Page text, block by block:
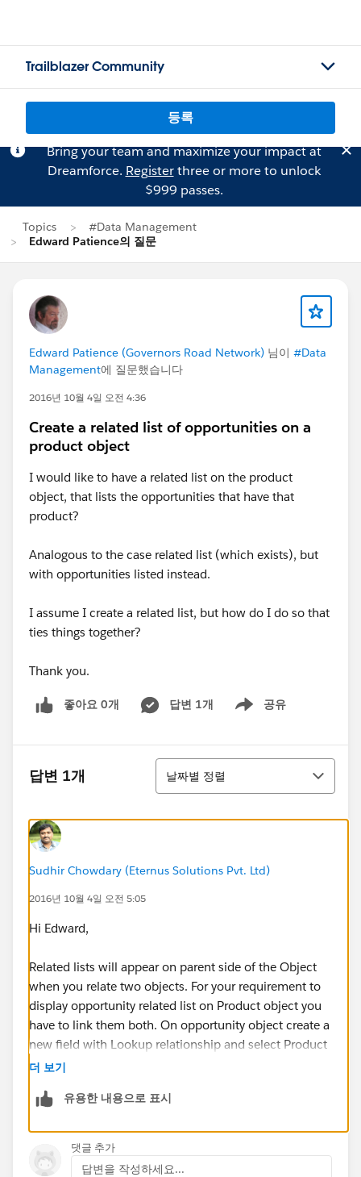
Trailblazer Community
등록
Bring your team and maximize your impact at
Dreamforce. Registerthree or more to unlock
$999 passes.
Topics
#Data Management
Edward Patience의 질문
Edward Patience (Governors Road Network) 님이 #Data
Management에 질문했습니다
2016년 10월 4일 오전 4:36
Create a related list of opportunities on a
product object
I would like to have a related list on the product
object, that lists the opportunities that have that
product?
Analogous to the case related list (which exists), but
with opportunities listed instead.
I assume I create a related list, but how do I do so that
ties things together?
Thank you.
좋아요 0개 답변 1개 공유
Show menu
답변 1개
정렬
날짜별 정렬
Sudhir Chowdary (Eternus Solutions Pvt. Ltd)
2016년 10월 4일 오전 5:05
Hi Edward,
Related lists will appear on parent side of the Object
when you relate two objects. For your requirement to
display opportunity related list on Product object you
have to link them both. On opportunity object create a
new field with Lookup relationship and select Product
for relationship.
Thanks,
Sudhir Chowdary
더 보기
유용한 내용으로 표시
댓글 추가
답변을 작성하세요...